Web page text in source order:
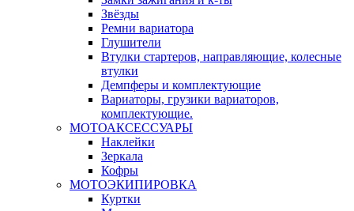
Звёзды
Ремни вариатора
Глушители
Втулки стартеров, направляющие, колесные
втулки
Демпферы и комплектующие
Вариаторы, грузики вариаторов,
комплектующие.
МОТОАКСЕССУАРЫ
Наклейки
Зеркала
Кофры
МОТОЭКИПИРОВКА
Куртки